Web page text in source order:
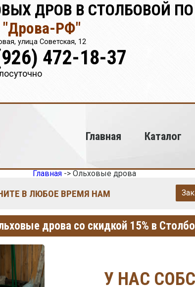
ДРОВ В СТОЛБОВОЙ
РФ"
улица Советская, 12
472-18-37
Главная
Каталог
Главная-> Ольховые дрова
В ЛЮБОЕ ВРЕМЯ НАМ
дрова со скидкой 15% в
У НАС